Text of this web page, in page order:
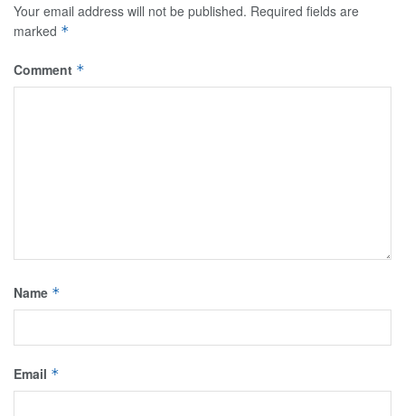
Your email address will not be published. Required fields are
marked *
Comment *
Name *
Email *